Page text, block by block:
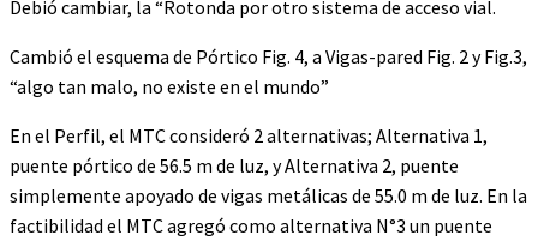
Debió cambiar, la “Rotonda por otro sistema de acceso vial.
Cambió el esquema de Pórtico Fig. 4, a Vigas-pared Fig. 2 y Fig.3,
“algo tan malo, no existe en el mundo”
En el Perfil, el MTC consideró 2 alternativas; Alternativa 1,
puente pórtico de 56.5 m de luz, y Alternativa 2, puente
simplemente apoyado de vigas metálicas de 55.0 m de luz. En la
factibilidad el MTC agregó como alternativa N°3 un puente